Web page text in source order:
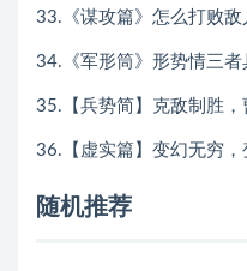
33.《谋攻篇》怎么打败敌
34.《军形筒》形势情三
35.【兵势简】克敌制胜，
36.【虚实篇】变幻无穷
随机推荐